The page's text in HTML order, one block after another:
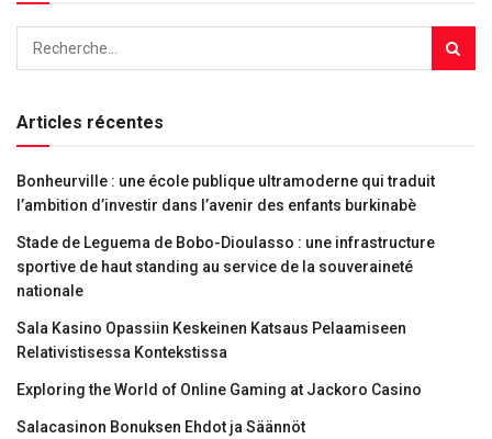
Articles récentes
Bonheurville : une école publique ultramoderne qui traduit
l’ambition d’investir dans l’avenir des enfants burkinabè
Stade de Leguema de Bobo-Dioulasso : une infrastructure
sportive de haut standing au service de la souveraineté
nationale
Sala Kasino Opassiin Keskeinen Katsaus Pelaamiseen
Relativistisessa Kontekstissa
Exploring the World of Online Gaming at Jackoro Casino
Salacasinon Bonuksen Ehdot ja Säännöt